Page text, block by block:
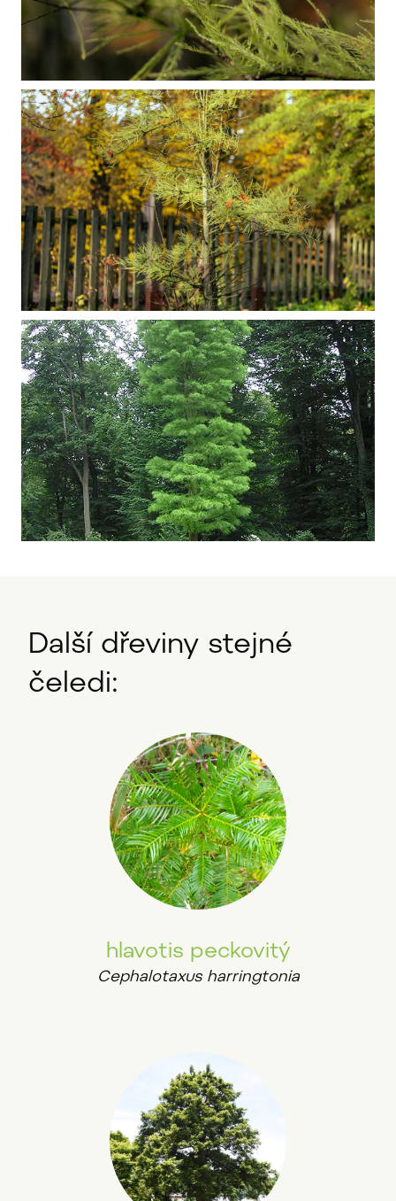
Další dřeviny stejné
čeledi:
hlavotis peckovitý
Cephalotaxus harringtonia